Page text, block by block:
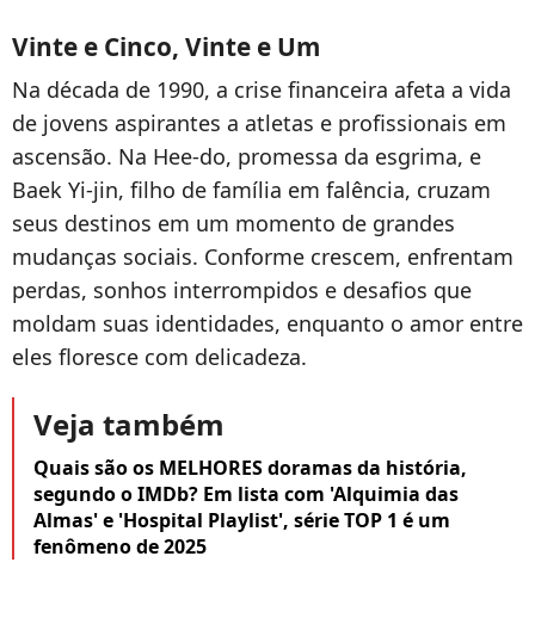
Vinte e Cinco, Vinte e Um
Na década de 1990, a crise financeira afeta a vida
de jovens aspirantes a atletas e profissionais em
ascensão. Na Hee-do, promessa da esgrima, e
Baek Yi-jin, filho de família em falência, cruzam
seus destinos em um momento de grandes
mudanças sociais. Conforme crescem, enfrentam
perdas, sonhos interrompidos e desafios que
moldam suas identidades, enquanto o amor entre
eles floresce com delicadeza.
Veja também
Quais são os MELHORES doramas da história,
segundo o IMDb? Em lista com 'Alquimia das
Almas' e 'Hospital Playlist', série TOP 1 é um
fenômeno de 2025